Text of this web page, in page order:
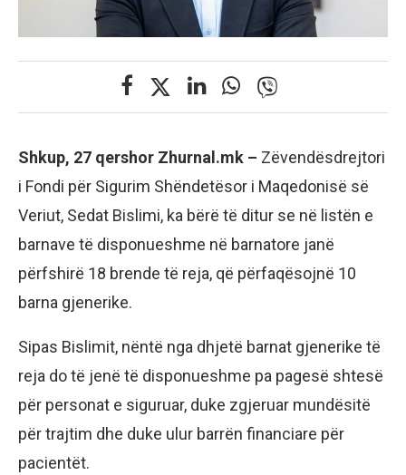
Shkup, 27 qershor Zhurnal.mk – Zëvendësdrejtori
i Fondi për Sigurim Shëndetësor i Maqedonisë së
Veriut, Sedat Bislimi, ka bërë të ditur se në listën e
barnave të disponueshme në barnatore janë
përfshirë 18 brende të reja, që përfaqësojnë 10
barna gjenerike.
Sipas Bislimit, nëntë nga dhjetë barnat gjenerike të
reja do të jenë të disponueshme pa pagesë shtesë
për personat e siguruar, duke zgjeruar mundësitë
për trajtim dhe duke ulur barrën financiare për
pacientët.